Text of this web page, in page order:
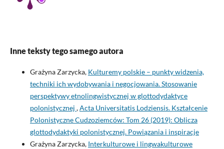
Inne teksty tego samego autora
Grażyna Zarzycka, Kulturemy polskie – punkty widzenia,
techniki ich wydobywania i negocjowania. Stosowanie
perspektywy etnolingwistycznej w glottodydaktyce
polonistycznej ,Acta Universitatis Lodziensis. Kształcenie
Polonistyczne Cudzoziemców: Tom 26 (2019): Oblicza
glottodydaktyki polonistycznej. Powiązania i inspiracje
Grażyna Zarzycka, Interkulturowe i lingwakulturowe